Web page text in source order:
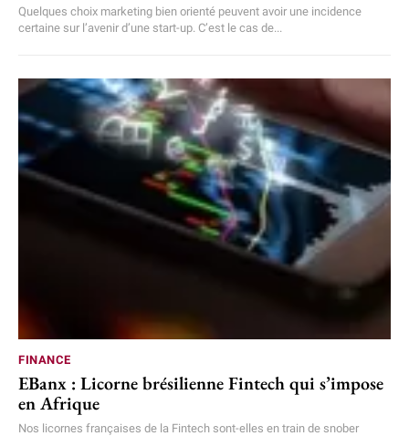
Quelques choix marketing bien orienté peuvent avoir une incidence
certaine sur l’avenir d’une start-up. C’est le cas de...
FINANCE
EBanx : Licorne brésilienne Fintech qui s’impose
en Afrique
Nos licornes françaises de la Fintech sont-elles en train de snober